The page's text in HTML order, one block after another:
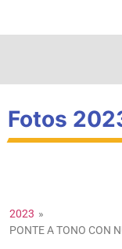
Fotos
2023 »
PONTE A TONO CON